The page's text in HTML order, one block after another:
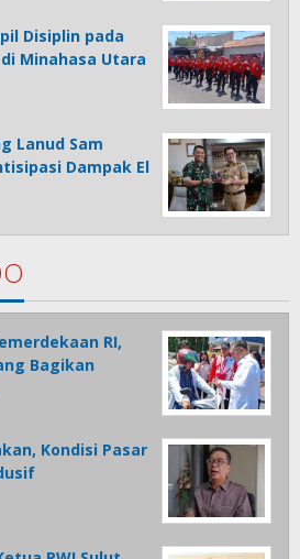
Disiplin pada
Minahasa Utara
Lanud Sam
Dampak El
RI,
Bagikan
Kondisi Pasar